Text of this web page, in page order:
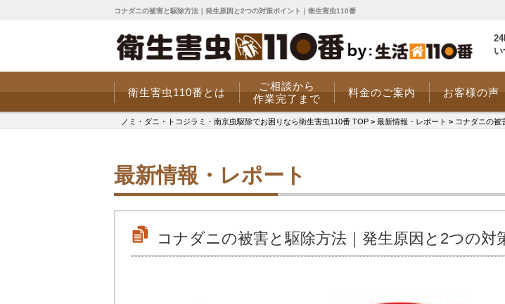
コナダニの被害と駆除方法｜発生原因と2つの対策ポイント｜衛生害虫110番
24
い
衛生害虫110番とは
ご相談から
作業完了まで
料金のご案内 お客様の声
ノミ・ダニ・トコジラミ・南京虫駆除でお困りなら衛生害虫110番 TOP > 最新情報・レポート > コナダニの被
最新情報・レポート
コナダニの被害と駆除方法｜発生原因と2つの対